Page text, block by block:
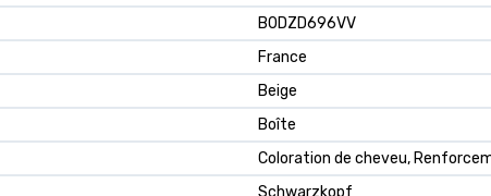
B0DZD696VV
France
Beige
Boîte
Coloration de cheveu,
Schwarzkopf